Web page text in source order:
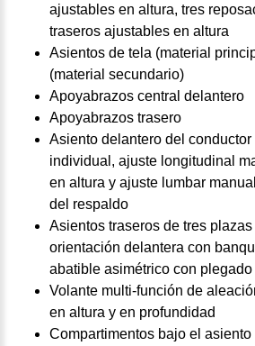
ajustables en altura, tres
traseros ajustables en altura
Asientos de tela (material
(material secundario)
Apoyabrazos central delantero
Apoyabrazos trasero
Asiento delantero del
individual, ajuste longitudinal
en altura y ajuste lumbar
del respaldo
Asientos traseros de tres
orientación delantera con
abatible asimétrico con plegado
Volante multi-función de
en altura y en profundidad
Compartimentos bajo el asiento